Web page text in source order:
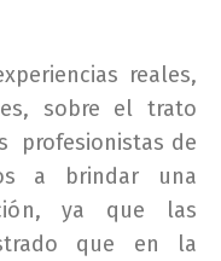
reales,
sobre el trato
profesionistas de
a brindar una
ya que las
que en la